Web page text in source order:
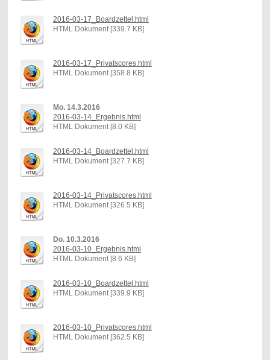
2016-03-17_Boardzettel.html
HTML Dokument [339.7 KB]
2016-03-17_Privatscores.html
HTML Dokument [358.8 KB]
Mo. 14.3.2016
2016-03-14_Ergebnis.html
HTML Dokument [8.0 KB]
2016-03-14_Boardzettel.html
HTML Dokument [327.7 KB]
2016-03-14_Privatscores.html
HTML Dokument [326.5 KB]
Do. 10.3.2016
2016-03-10_Ergebnis.html
HTML Dokument [8.6 KB]
2016-03-10_Boardzettel.html
HTML Dokument [339.9 KB]
2016-03-10_Privatscores.html
HTML Dokument [362.5 KB]